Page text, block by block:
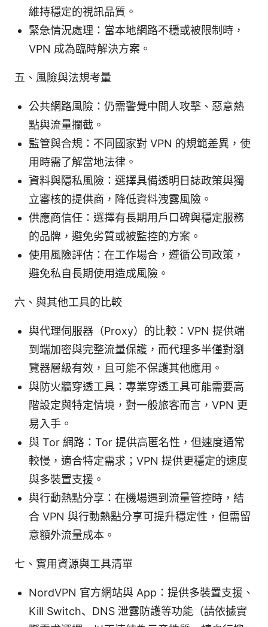
維持穩定的視訊品質。
緊急情況處理：當本地網路不穩或被限制時，
VPN 成為臨時解決方案。
五、風險與法規考量
公共網路風險：仍需警覺中間人攻擊、惡意熱
點與流量攔截。
監管與合規：不同國家對 VPN 的規範差異，使
用時需了解當地法律。
資料與隱私風險：選擇具備透明日誌政策與獨
立審核的提供商，降低資料洩露風險。
供應商信任：選擇有長期用戶口碑與穩定服務
的品牌，避免劣質或被監控的方案。
使用風險評估：在工作場合，遵循公司政策，
避免私自長期使用造成風險。
六、與其他工具的比較
與代理伺服器（Proxy）的比較：VPN 提供端
到端加密與完整流量保護，而代理多半僅對瀏
覽器層級有效，且可能不保護其他應用。
與防火牆穿透工具：專業穿透工具可能需要高
階設定與特定情境，對一般旅客而言，VPN 更
易入手。
與 Tor 網路：Tor 提供高匿名性，但速度通常
較慢，適合特定需求；VPN 提供更穩定的速度
與多裝置支援。
與行動熱點分享：在機場遇到流量管控時，結
合 VPN 與行動熱點分享可提升穩定性，但需留
意額外流量成本。
七、實用資源與工具清單
NordVPN 官方網站與 App：提供多裝置支援、
Kill Switch、DNS 泄露防護等功能（請依據實